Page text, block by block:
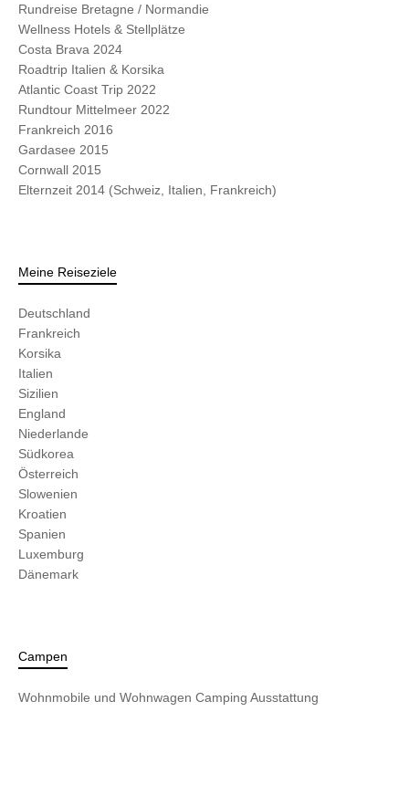
Rundreise Bretagne / Normandie
Wellness Hotels & Stellplätze
Costa Brava 2024
Roadtrip Italien & Korsika
Atlantic Coast Trip 2022
Rundtour Mittelmeer 2022
Frankreich 2016
Gardasee 2015
Cornwall 2015
Elternzeit 2014 (Schweiz, Italien, Frankreich)
Meine Reiseziele
Deutschland
Frankreich
Korsika
Italien
Sizilien
England
Niederlande
Südkorea
Österreich
Slowenien
Kroatien
Spanien
Luxemburg
Dänemark
Campen
Wohnmobile und Wohnwagen Camping Ausstattung